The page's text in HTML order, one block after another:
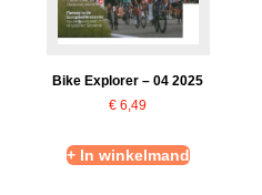
Bike Explorer – 04 2025
€ 6,49
+ In winkelmand